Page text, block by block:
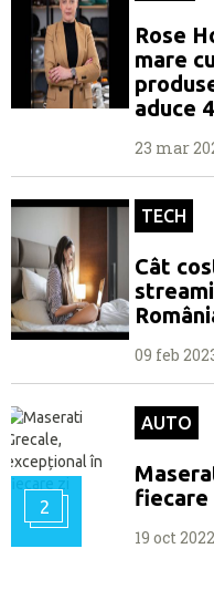
Rose
mare
aduce
23 mar
TECH
Cât
09 feb
2
AUTO
fiecare
19 oct 2022